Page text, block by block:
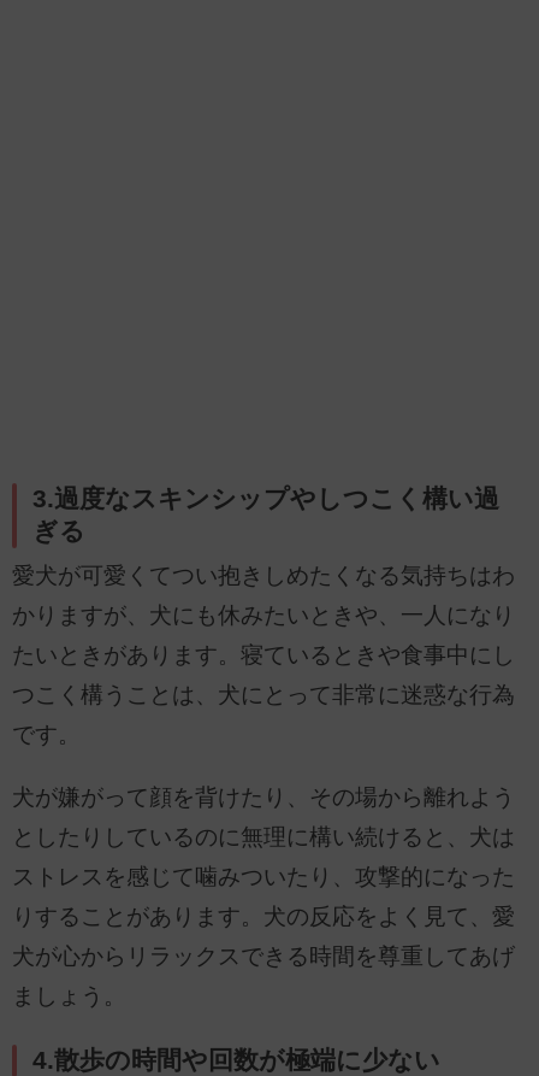
3.過度なスキンシップやしつこく構い過
ぎる
愛犬が可愛くてつい抱きしめたくなる気持ちはわ
かりますが、犬にも休みたいときや、一人になり
たいときがあります。寝ているときや食事中にし
つこく構うことは、犬にとって非常に迷惑な行為
です。
犬が嫌がって顔を背けたり、その場から離れよう
としたりしているのに無理に構い続けると、犬は
ストレスを感じて噛みついたり、攻撃的になった
りすることがあります。犬の反応をよく見て、愛
犬が心からリラックスできる時間を尊重してあげ
ましょう。
4.散歩の時間や回数が極端に少ない